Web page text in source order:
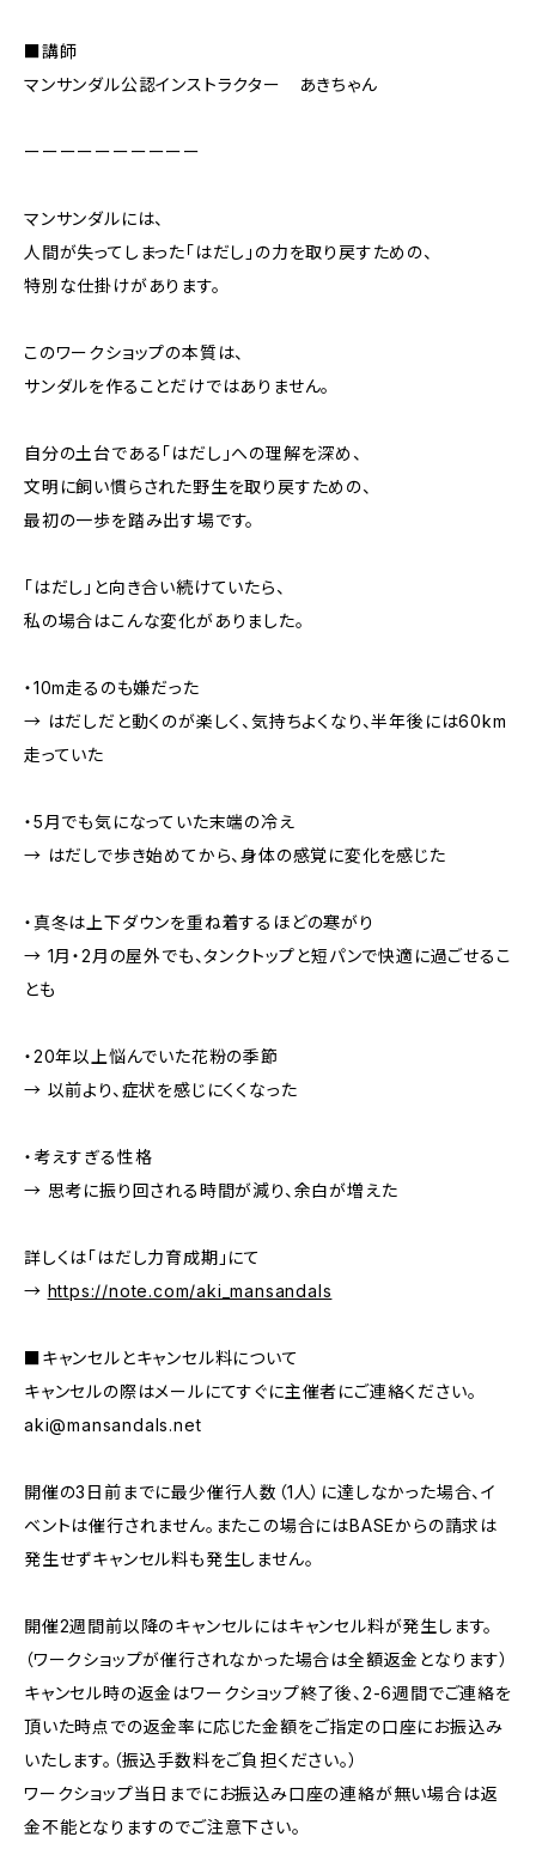
■講師
マンサンダル公認インストラクター あきちゃん
ーーーーーーーーーー
マンサンダルには、
人間が失ってしまった「はだし」の力を取り戻すための、
特別な仕掛けがあります。
このワークショップの本質は、
サンダルを作ることだけではありません。
自分の土台である「はだし」への理解を深め、
文明に飼い慣らされた野生を取り戻すための、
最初の一歩を踏み出す場です。
「はだし」と向き合い続けていたら、
私の場合はこんな変化がありました。
・10m走るのも嫌だった
→ はだしだと動くのが楽しく、気持ちよくなり、半年後には60km
走っていた
・5月でも気になっていた末端の冷え
→ はだしで歩き始めてから、身体の感覚に変化を感じた
・真冬は上下ダウンを重ね着するほどの寒がり
→ 1月・2月の屋外でも、タンクトップと短パンで快適に過ごせるこ
とも
・20年以上悩んでいた花粉の季節
→ 以前より、症状を感じにくくなった
・考えすぎる性格
→ 思考に振り回される時間が減り、余白が増えた
詳しくは「はだし力育成期」にて
→ https://note.com/aki_mansandals
■キャンセルとキャンセル料について
キャンセルの際はメールにてすぐに主催者にご連絡ください。
aki@mansandals.net
開催の3日前までに最少催行人数（1人）に達しなかった場合、イ
ベントは催行されません。またこの場合にはBASEからの請求は
発生せずキャンセル料も発生しません。
開催2週間前以降のキャンセルにはキャンセル料が発生します。
（ワークショップが催行されなかった場合は全額返金となります）
キャンセル時の返金はワークショップ終了後、2-6週間でご連絡を
頂いた時点での返金率に応じた金額をご指定の口座にお振込み
いたします。（振込手数料をご負担ください。）
ワークショップ当日までにお振込み口座の連絡が無い場合は返
金不能となりますのでご注意下さい。